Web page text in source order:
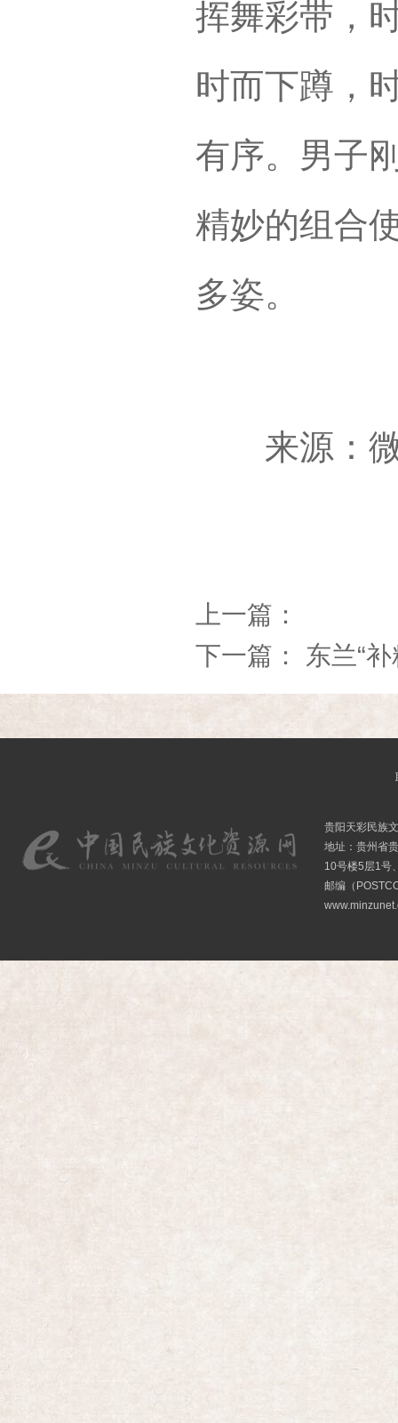
挥舞彩带，
时而下蹲，
有序。男子
精妙的组合
多姿。
来源：微
上一篇：
下一篇： 东兰“
贵阳天彩民族
地址：贵州省
10号楼5层1号
邮编（